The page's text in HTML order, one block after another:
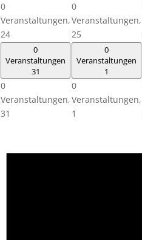
0
Veranstaltungen,
24
0
Veranstaltungen,
25
0
Veranstaltungen
31
0
Veranstaltungen,
31
0
Veranstaltungen
1
0
Veranstaltungen,
1